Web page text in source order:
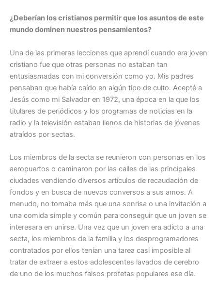
¿Deberían los cristianos permitir que los asuntos de este
mundo dominen nuestros pensamientos?
Una de las primeras lecciones que aprendí cuando era joven
cristiano fue que otras personas no estaban tan
entusiasmadas con mi conversión como yo. Mis padres
pensaban que había caído en algún tipo de culto. Acepté a
Jesús como mi Salvador en 1972, una época en la que los
titulares de periódicos y los programas de noticias en la
radio y la televisión estaban llenos de historias de jóvenes
atraídos por sectas.
Los miembros de la secta se reunieron con personas en los
aeropuertos o caminaron por las calles de las principales
ciudades vendiendo diversos artículos de recaudación de
fondos y en busca de nuevos conversos a sus amos. A
menudo, no tomaba más que una sonrisa o una invitación a
una comida simple y común para conseguir que un joven se
interesara en unirse. Una vez que un joven era adicto a una
secta, los miembros de la familia y los desprogramadores
contratados por ellos tenían una tarea casi imposible al
tratar de extraer a estos adolescentes lavados de cerebro
de uno de los muchos falsos profetas populares ese día.